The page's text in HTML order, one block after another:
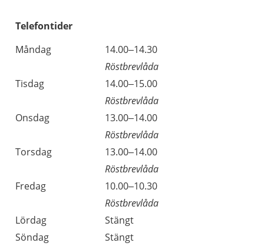
Telefontider
Måndag
14.00–14.30
Röstbrevlåda
Tisdag
14.00–15.00
Röstbrevlåda
Onsdag
13.00–14.00
Röstbrevlåda
Torsdag
13.00–14.00
Röstbrevlåda
Fredag
10.00–10.30
Röstbrevlåda
Lördag
Stängt
Söndag
Stängt